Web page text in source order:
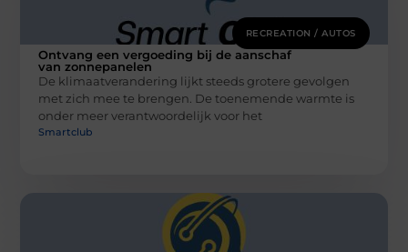
RECREATION / AUTOS
Ontvang een vergoeding bij de aanschaf
van zonnepanelen
De klimaatverandering lijkt steeds grotere gevolgen
met zich mee te brengen. De toenemende warmte is
onder meer verantwoordelijk voor het
Smartclub